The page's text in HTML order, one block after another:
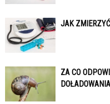
JAK
ZA CO